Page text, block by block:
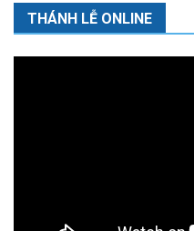
THÁNH LỄ ONLINE